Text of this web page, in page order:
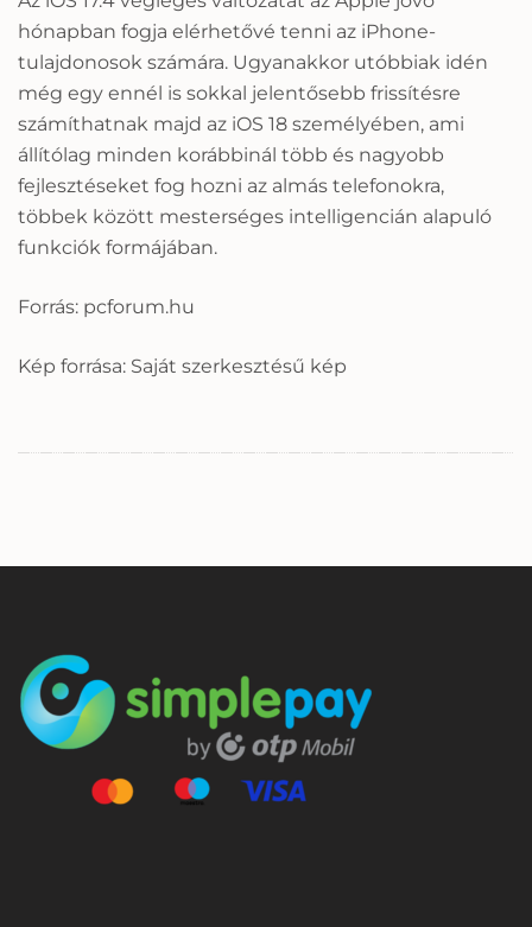
hónapban fogja elérhetővé tenni az iPhone-
tulajdonosok számára. Ugyanakkor utóbbiak idén
még egy ennél is sokkal jelentősebb frissítésre
számíthatnak majd az iOS 18 személyében, ami
állítólag minden korábbinál több és nagyobb
fejlesztéseket fog hozni az almás telefonokra,
többek között mesterséges intelligencián alapuló
funkciók formájában.
Forrás: pcforum.hu
Kép forrása: Saját szerkesztésű kép